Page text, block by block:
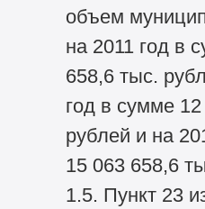
объем
на 2011 год в
658,6 тыс.
год в сумме
рублей и на
15 063 658,6
1.5. Пункт 23